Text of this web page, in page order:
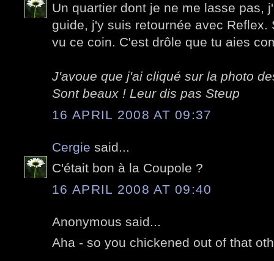
Un quartier dont je ne me lasse pas,
guide, j'y suis retournée avec Reflex.
vu ce coin. C'est drôle que tu aies
J'avoue que j'ai cliqué sur la photo
Sont beaux ! Leur dis pas Steup
16 APRIL 2008 AT 09:37
Cergie said...
C'était bon à la Coupole ?
16 APRIL 2008 AT 09:40
Anonymous said...
Aha - so you chickened out of that